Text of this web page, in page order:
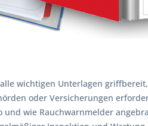
wichtigen Unterlagen
oder Versicherungen
und wie Rauchwarnmelder